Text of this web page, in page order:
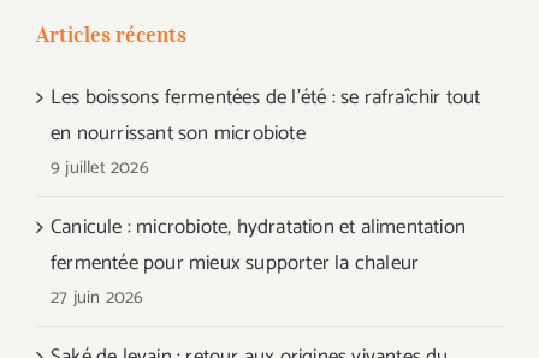
Articles récents
Les boissons fermentées de l’été : se rafraîchir tout
en nourrissant son microbiote
9 juillet 2026
Canicule : microbiote, hydratation et alimentation
fermentée pour mieux supporter la chaleur
27 juin 2026